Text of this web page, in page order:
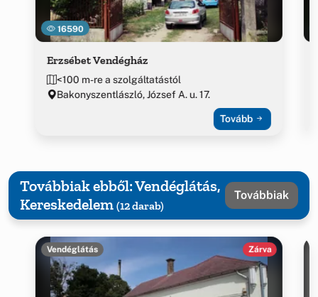
16590
Erzsébet Vendégház
<100 m-re a szolgáltatástól
Bakonyszentlászló, József A. u. 17.
Tovább
Továbbiak ebből: Vendéglátás,
Kereskedelem (12 darab)
Továbbiak
Vendéglátás Zárva